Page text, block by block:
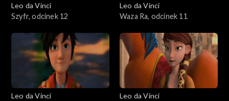
Leo da Vinci
Szyfr, odcinek 12
Leo da Vinci
Waza Ra, odcinek 11
Leo da Vinci
Leo da Vinci